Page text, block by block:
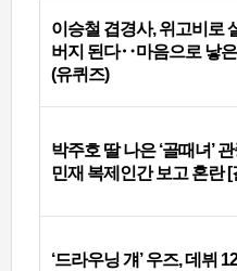
이승철 겹경사, 위고비로
버지 된다‥마음으로 낳
(유퀴즈)
박주호 딸 나은 ‘골때녀’
민재 복제인간 보고 혼란
‘드라우닝 걔’ 우즈, 데뷔